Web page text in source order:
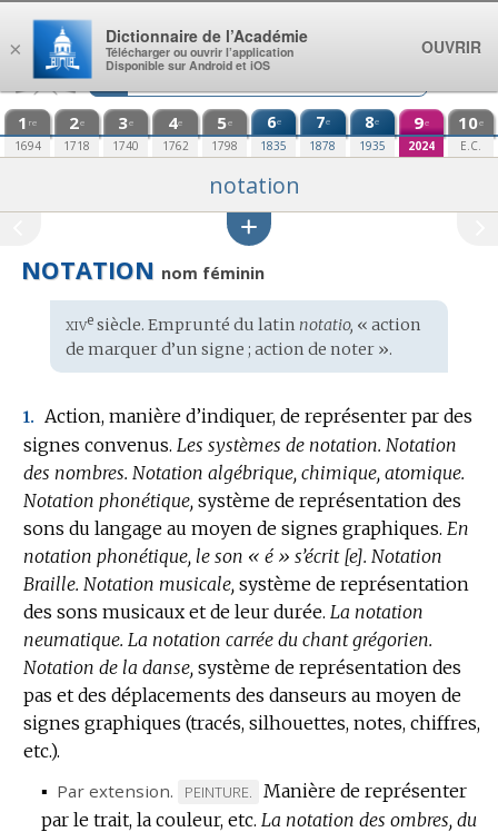
Aller au contenu
1 re
1694
2e
1718
3e
1740
4e
1762
5e
1798
6e
1835
7e
1878
8e
1935
9e
2024
10e
E.C.
notation
NOTATION nom féminin
Étymologie
:
xivesiècle. Emprunté du latin notatio, « action
de marquer d’un signe ; action de noter ».
1.
Action, manière d’indiquer, de représenter par des
signes convenus. Les systèmes de notation. Notation
des nombres. Notation algébrique, chimique, atomique.
Notation phonétique, système de représentation des
sons du langage au moyen de signes graphiques. En
notation phonétique, le son « é » s’écrit [e]. Notation
Braille. Notation musicale, système de représentation
des sons musicaux et de leur durée. La notation
neumatique. La notation carrée du chant grégorien.
Notation de la danse, système de représentation des
pas et des déplacements des danseurs au moyen de
signes graphiques (tracés, silhouettes, notes, chiffres,
etc.).
▪ Par extension.
MARQUE
DE
PEINTURE.
Manière de représenter
par le trait, la couleur, etc. La notation des ombres, du
×
Dictionnaire de l’Académie
Télécharger ou ouvrir l’application
Disponible sur Android et iOS
OUVRIR